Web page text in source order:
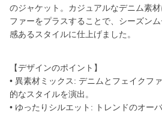
のジャケット。カジュアルなデニム素
ファーをプラスすることで、シーズン
感あるスタイルに仕上げました。
【デザインのポイント】
• 異素材ミックス: デニムとフェイクフ
的なスタイルを演出。
• ゆったりシルエット: トレンドのオー